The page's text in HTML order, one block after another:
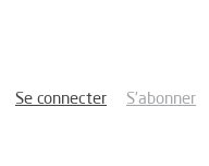
Se connecter S’abonner